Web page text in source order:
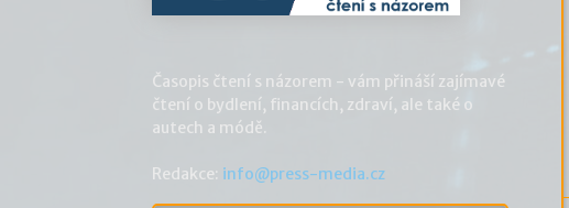
Časopis čtení s názorem - vám přináší zajímavé
čtení o bydlení, financích, zdraví, ale také o
autech a módě.
Redakce: info@press-media.cz